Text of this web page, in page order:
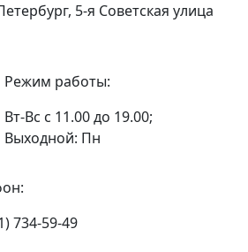
5-я Советская улица
Режим работы:
Вт-Вс с 11.00 до 19.00;
Выходной: Пн
734-59-49